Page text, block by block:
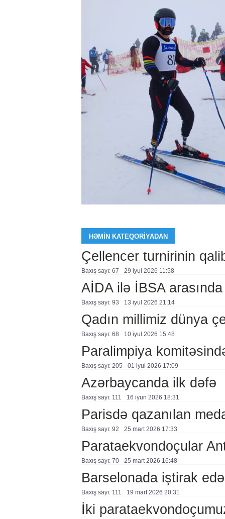
HƏMIN KATEQORIYADAN
Çellencer turnirinin
Baxış sayı: 67 29 i̇yul 2026 11:58
AİDA ilə İBSA
Baxış sayı: 93 13 i̇yul 2026 21:14
Qadın millimiz dünya
Baxış sayı: 68 10 i̇yul 2026 15:48
Paralimpiya
Baxış sayı: 205 01 i̇yul 2026 17:09
Azərbaycanda ilk dəfə
Baxış sayı: 111 16 i̇yun 2026 18:31
Parisdə qazanılan
Baxış sayı: 92 25 mart 2026 17:33
Parataekvondoçular
Baxış sayı: 70 25 mart 2026 16:48
Barselonada iştirak
Baxış sayı: 111 19 mart 2026 20:31
İki